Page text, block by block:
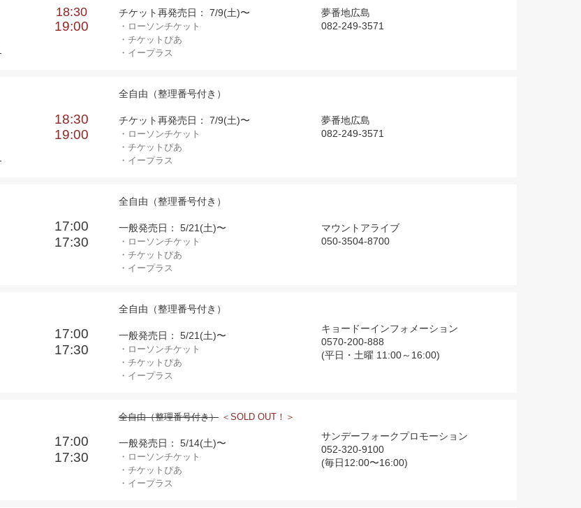
18:30
19:00
チケット再発売日： 7/9(土)〜
・ローソンチケット
・チケットぴあ
・イープラス
夢番地広島
082-249-3571
18:30
19:00
全自由（整理番号付き）
チケット再発売日： 7/9(土)〜
・ローソンチケット
・チケットぴあ
・イープラス
夢番地広島
082-249-3571
17:00
17:30
全自由（整理番号付き）
一般発売日： 5/21(土)〜
・ローソンチケット
・チケットぴあ
・イープラス
マウントアライブ
050-3504-8700
17:00
17:30
全自由（整理番号付き）
一般発売日： 5/21(土)〜
・ローソンチケット
・チケットぴあ
・イープラス
キョードーインフォメーション
0570-200-888
(平日・土曜 11:00～16:00)
17:00
17:30
全自由（整理番号付き） ＜SOLD OUT！＞
一般発売日： 5/14(土)〜
・ローソンチケット
・チケットぴあ
・イープラス
サンデーフォークプロモーション
052-320-9100
(毎日12:00〜16:00)